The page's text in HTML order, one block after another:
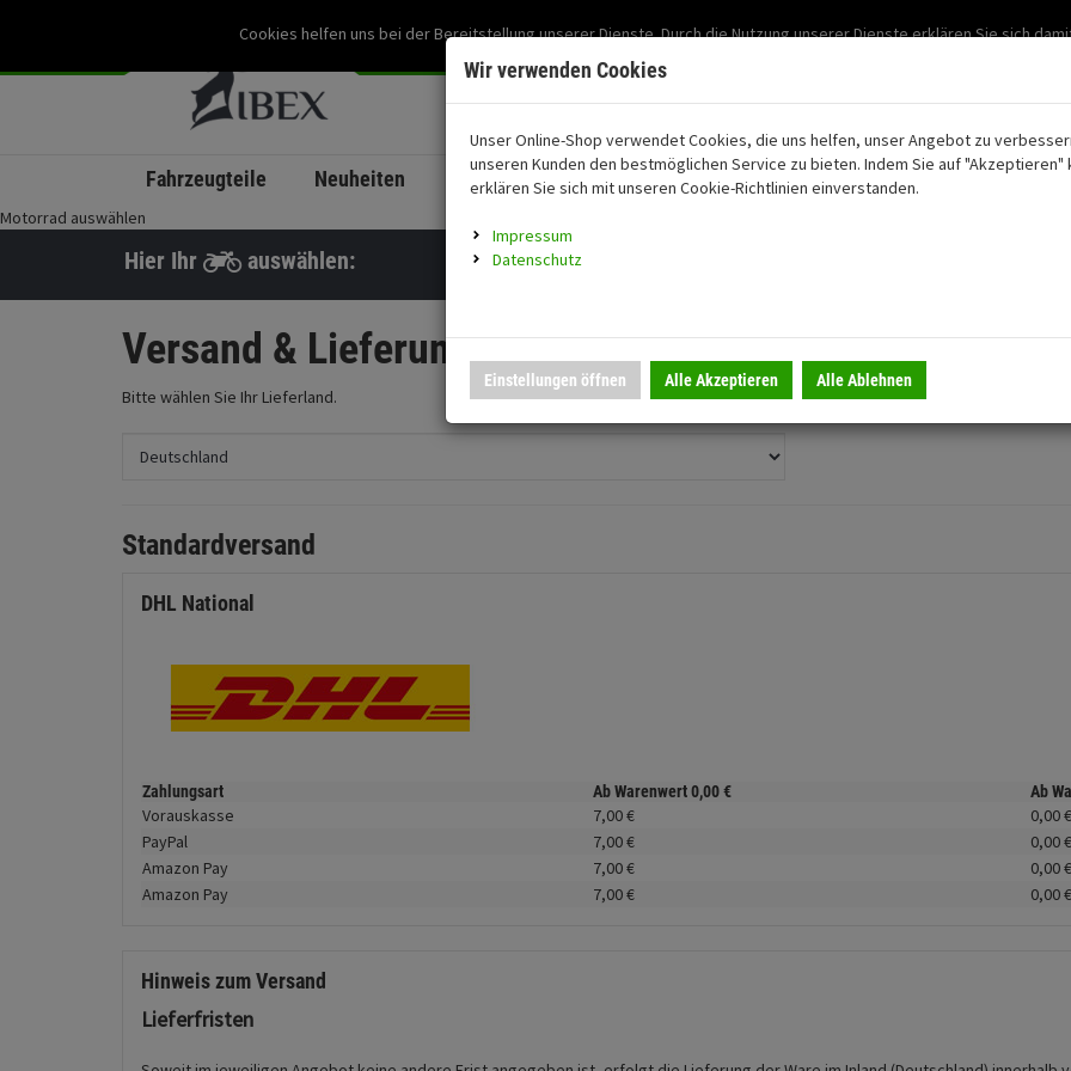
Cookies helfen uns bei der Bereitstellung unserer Dienste. Durch die Nutzung unserer Dienste erklären Sie sich
Mein Konto Support: 03501-
Fahrzeugteile Neuheiten coming soon
Motorrad auswählen
Hier Ihr auswählen:
Versand & Lieferung
Bitte wählen Sie Ihr Lieferland.
Standardversand
DHL National
Zahlungsart Ab Warenwert0,00€ Ab
Vorauskasse 7,00€ 0,00€
PayPal
7,00€ 0,00€
Amazon Pay
7,00€ 0,00€
Amazon Pay
7,00€ 0,00€
Hinweis zum Versand
Lieferfristen
Wir verwenden Cookies
Unser Online-Shop verwendet Cookies, die uns helfen, unser Angebot zu
unseren Kunden den bestmöglichen Service zu bieten. Indem Sie auf "Akzeptieren"
erklären Sie sich mit unseren Cookie-Richtlinien einverstanden.
Impressum
Datenschutz
Einstellungen öffnen Alle Akzeptieren Alle Ablehnen